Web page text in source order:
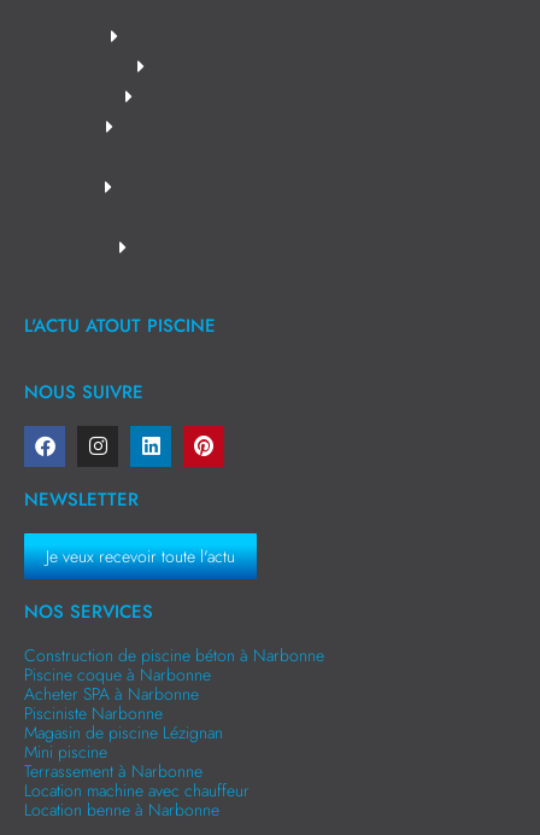
L'ACTU ATOUT PISCINE
NOUS SUIVRE
NEWSLETTER
Je veux recevoir toute l'actu
NOS SERVICES
Construction de piscine béton à Narbonne
Piscine coque à Narbonne
Acheter SPA à Narbonne
Pisciniste Narbonne
Magasin de piscine Lézignan
Mini piscine
Terrassement à Narbonne
Location machine avec chauffeur
Location benne à Narbonne